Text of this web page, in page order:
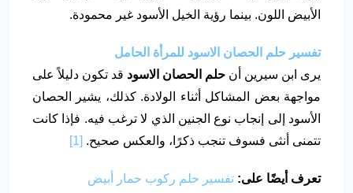
الأبيض اللون. بينما رؤية الخيل الأسود غير محمودة.
تفسير حلم الحصان الاسود للمرأة الحامل
يرى ابن سيرين أن حلم الحصان الاسود قد تكون دليلاً على
مواجهة بعض المشاكل أثناء الولادة. كذلك، يشير الحصان
الأسود إلى إنجاب نوع الجنين الذي لا ترغب فيه. فإذا كانت
تتمنى أنثى فسوف تنجب ذكرًا، والعكس صحيح. [1]
تعرف أيضًا على: تفسير حلم ركوب حمار أبيض